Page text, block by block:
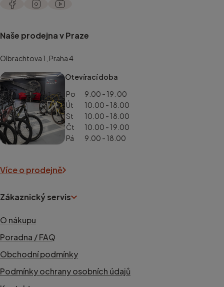
Naše prodejna v Praze
Olbrachtova 1, Praha 4
Otevírací doba
Po
9.00 - 19. 00
Út
10.00 - 18.00
St
10.00 - 18.00
Čt
10.00 - 19.00
Pá
9.00 - 18.00
Více o prodejně
Zákaznický servis
O nákupu
Poradna / FAQ
Obchodní podmínky
Podmínky ochrany osobních údajů